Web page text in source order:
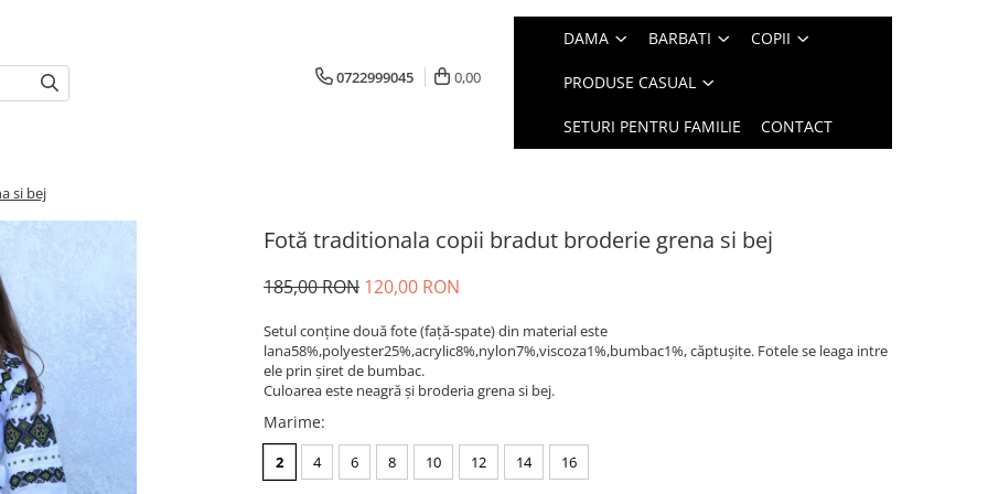
0722999045 0,00
DAMA BARBATI COPII
PRODUSE CASUAL
SETURI PENTRU FAMILIE CONTACT
si bej
Fotă traditionala copii bradut broderie grena si bej
185,00 RON 120,00 RON
Setul conține două fote (față-spate) din material este
lana58%,polyester25%,acrylic8%,nylon7%,viscoza1%,bumbac1%, căptușite. Fotele se leaga intre
ele prin șiret de bumbac.
Culoarea este neagră și broderia grena si bej.
Marime:
2 4 6 8 10 12 14 16